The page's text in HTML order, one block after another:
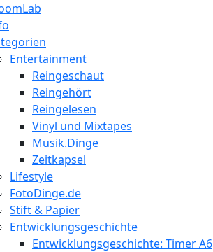
Entertainment
Reingeschaut
Reingehört
Reingelesen
Vinyl und Mixtapes
Musik.Dinge
Zeitkapsel
Lifestyle
FotoDinge.de
Stift & Papier
Entwicklungsgeschichte
Entwicklungsgeschichte: Timer A6